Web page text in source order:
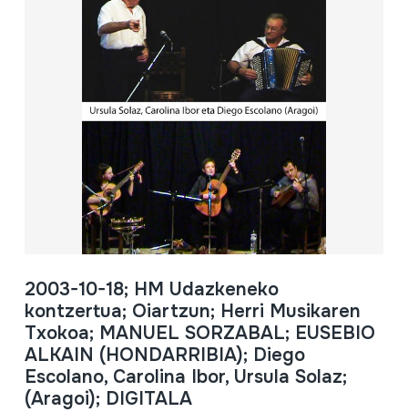
2003-10-18; HM Udazkeneko
kontzertua; Oiartzun; Herri Musikaren
Txokoa; MANUEL SORZABAL; EUSEBIO
ALKAIN (HONDARRIBIA); Diego
Escolano, Carolina Ibor, Ursula Solaz;
(Aragoi); DIGITALA